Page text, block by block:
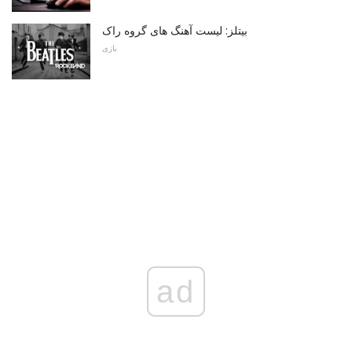
بیتلز: لیست آهنگ های گروه راک
بازی
ad